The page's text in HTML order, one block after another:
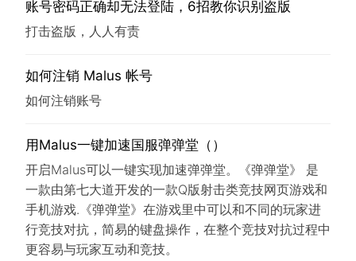
账号密码正确却无法登陆，6招教你识别盗版
打击盗版，人人有责
如何注销 Malus 帐号
如何注销账号
用Malus一键加速国服弹弹堂（）
开启Malus可以一键实现加速弹弹堂。《弹弹堂》 是
一款由第七大道开发的一款Q版射击类竞技网页游戏和
手机游戏.《弹弹堂》在游戏里中可以和不同的玩家进
行竞技对抗，简易的键盘操作，在整个竞技对抗过程中
更容易与玩家互动和竞技。